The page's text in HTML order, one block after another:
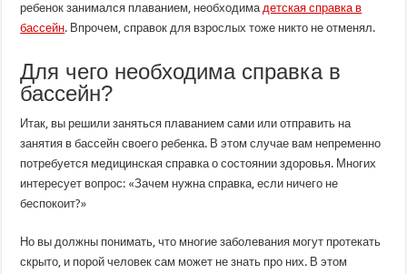
ребенок занимался плаванием, необходимадетская справка в
бассейн. Впрочем, справок для взрослых тоже никто не отменял.
Для чего необходима справка в
бассейн?
Итак, вы решили заняться плаванием сами или отправить на
занятия в бассейн своего ребенка. В этом случае вам непременно
потребуется медицинская справка о состоянии здоровья. Многих
интересует вопрос: «Зачем нужна справка, если ничего не
беспокоит?»
Но вы должны понимать, что многие заболевания могут протекать
скрыто, и порой человек сам может не знать про них. В этом